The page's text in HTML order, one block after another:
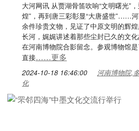
大河网讯 从贾湖骨笛吹响“文明曙光”
煌”，再到唐三彩彰显“大唐盛世”……
余件珍贵文物，见证了中原文明的辉
长河，娓娓讲述着那些尘封已久的文
在河南博物院合影留念。参观博物馆
直接……更多
2024-10-18 16:46:00
河南博物院,
化